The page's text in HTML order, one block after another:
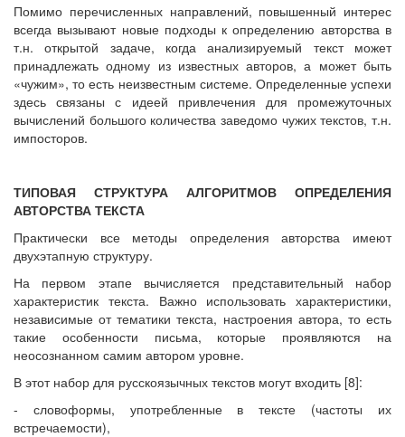
Помимо перечисленных направлений, повышенный интерес
всегда вызывают новые подходы к определению авторства в
т.н. открытой задаче, когда анализируемый текст может
принадлежать одному из известных авторов, а может быть
«чужим», то есть неизвестным системе. Определенные успехи
здесь связаны с идеей привлечения для промежуточных
вычислений большого количества заведомо чужих текстов, т.н.
импосторов.
ТИПОВАЯ СТРУКТУРА АЛГОРИТМОВ ОПРЕДЕЛЕНИЯ
АВТОРСТВА ТЕКСТА
Практически все методы определения авторства имеют
двухэтапную структуру.
На первом этапе вычисляется представительный набор
характеристик текста. Важно использовать характеристики,
независимые от тематики текста, настроения автора, то есть
такие особенности письма, которые проявляются на
неосознанном самим автором уровне.
В этот набор для русскоязычных текстов могут входить [8]:
- словоформы, употребленные в тексте (частоты их
встречаемости),